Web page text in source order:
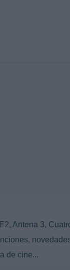
Antena 3,
de cine...